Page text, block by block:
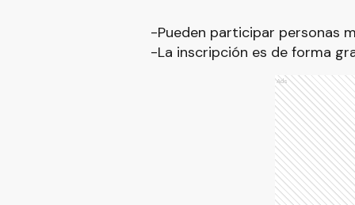
-Pueden participar personas
-La inscripción es de forma
Ads